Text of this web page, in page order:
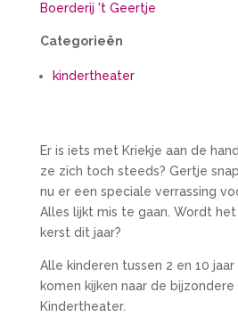
Boerderij 't Geertje
Categorieën
kindertheater
Er is iets met Kriekje aan de
ze zich toch steeds? Gertje
nu er een speciale verrassing
Alles lijkt mis te gaan. Wordt
kerst dit jaar?
Alle kinderen tussen 2 en 10
komen kijken naar de bijzondere
Kindertheater.